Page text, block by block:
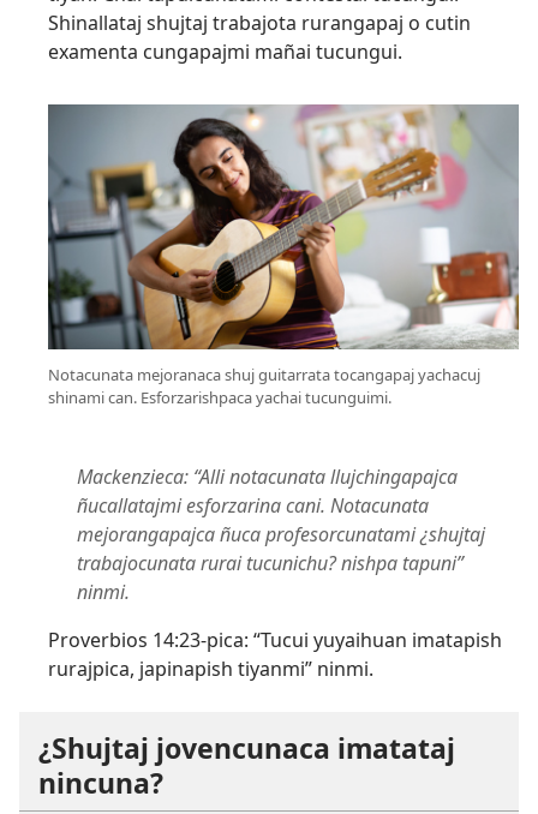
Shinallataj shujtaj trabajota rurangapaj o cutin
examenta cungapajmi mañai tucungui.
Notacunata mejoranaca shuj guitarrata tocangapaj yachacuj
shinami can. Esforzarishpaca yachai tucunguimi.
Mackenzieca: “Alli notacunata llujchingapajca
ñucallatajmi esforzarina cani. Notacunata
mejorangapajca ñuca profesorcunatami ¿shujtaj
trabajocunata rurai tucunichu? nishpa tapuni”
ninmi.
Proverbios 14:23-pica: “Tucui yuyaihuan imatapish
rurajpica, japinapish tiyanmi” ninmi.
¿Shujtaj jovencunaca imatataj
nincuna?